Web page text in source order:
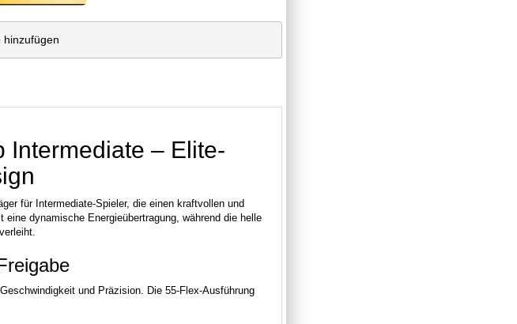
hinzufügen
Intermediate – Elite-
für Intermediate-Spieler, die einen kraftvollen und
dynamische Energieübertragung, während die helle
und Präzision. Die 55-Flex-Ausführung